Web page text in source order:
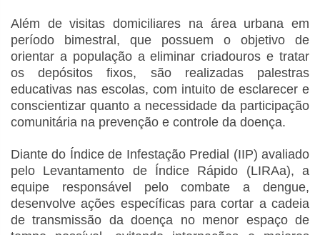
Além de visitas domiciliares na área urbana em
período bimestral, que possuem o objetivo de
orientar a população a eliminar criadouros e tratar
os depósitos fixos, são realizadas palestras
educativas nas escolas, com intuito de esclarecer e
conscientizar quanto a necessidade da participação
comunitária na prevenção e controle da doença.
Diante do Índice de Infestação Predial (IIP) avaliado
pelo Levantamento de Índice Rápido (LIRAa), a
equipe responsável pelo combate a dengue,
desenvolve ações específicas para cortar a cadeia
de transmissão da doença no menor espaço de